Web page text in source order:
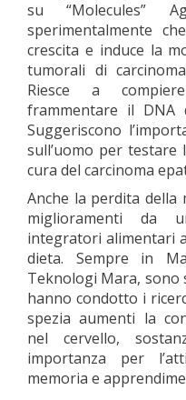
su “Molecules”
sperimentalmente
crescita e induce la
tumorali di
Riesce a
frammentare il DNA
Suggeriscono
sull’uomo per testare
cura del carcinoma
Anche la perdita della
miglioramenti da
integratori alimentari
dieta. Sempre in
Teknologi Mara,
hanno condotto i
spezia aumenti la
nel cervello,
importanza per
memoria e